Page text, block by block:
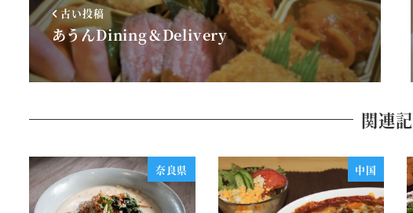
古い投稿
あうんDining＆Delivery
関連
奈良県 中国